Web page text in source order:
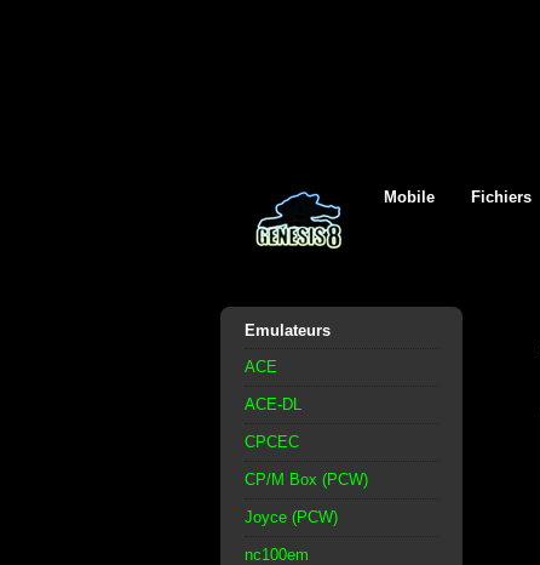
Mobile Fichiers
Emulateurs
ACE
ACE-DL
CPCEC
CP/M Box (PCW)
Joyce (PCW)
nc100em